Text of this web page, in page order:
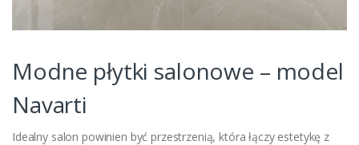
Modne płytki salonowe – model
Navarti
Idealny salon powinien być przestrzenią, która łączy estetykę z